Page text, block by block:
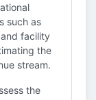
such as
facility
the
stream.
the